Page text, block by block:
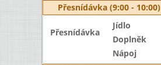
Přesnídávka (9:00 - 10:00)
Přesnídávka
Jídlo
Doplněk
Nápoj